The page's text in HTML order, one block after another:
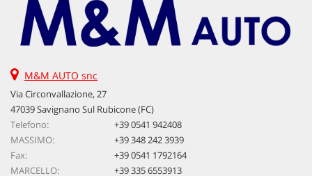
M&M AUTO snc
Via Circonvallazione, 27
47039 Savignano Sul Rubicone (FC)
Telefono:
+39 0541 942408
MASSIMO:
+39 348 242 3939
Fax:
+39 0541 1792164
MARCELLO:
+39 335 6553913